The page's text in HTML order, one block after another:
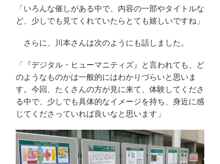
「いろんな催しがある中で、内容の一部やタイトルな
ど、少しでも見てくれていたらとても嬉しいですね」
さらに、川本さんは次のようにも話しました。
「『デジタル・ヒューマニティズ』と言われても、ど
のようなものかは一般的にはわかりづらいと思いま
す。今回、たくさんの方が見に来て、体験してくださ
る中で、少しでも具体的なイメージを持ち、身近に感
じてくださっていれば良いなと思います」